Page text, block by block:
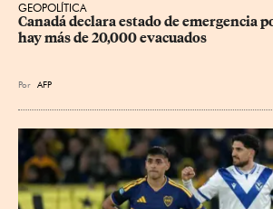
GEOPOLÍTICA
Canadá declara estado de emergencia
hay más de 20,000 evacuados
Por AFP